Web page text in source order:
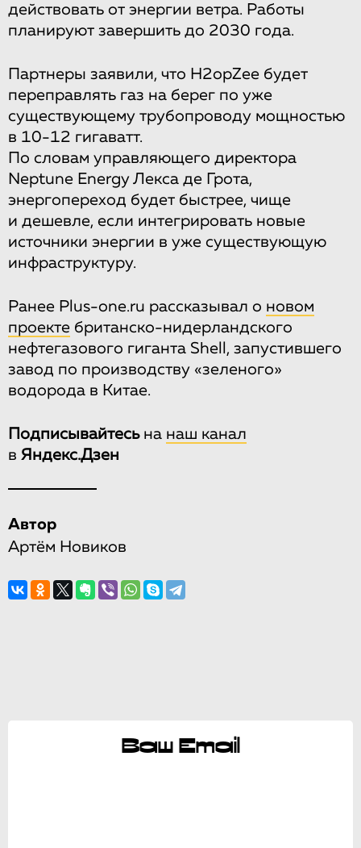
действовать от энергии ветра. Работы
планируют завершить до 2030 года.
Партнеры заявили, что H2opZee будет
переправлять газ на берег по уже
существующему трубопроводу мощностью
в 10-12 гигаватт.
По словам управляющего директора
Neptune Energy Лекса де Грота,
энергопереход будет быстрее, чище
и дешевле, если интегрировать новые
источники энергии в уже существующую
инфраструктуру.
Ранее Plus-one.ru рассказывал о новом
проекте британско-нидерландского
нефтегазового гиганта Shell, запустившего
завод по производству «зеленого»
водорода в Китае.
Подписывайтесьна наш канал
в Яндекс.Дзен
Автор
Артём Новиков
Ваш Email